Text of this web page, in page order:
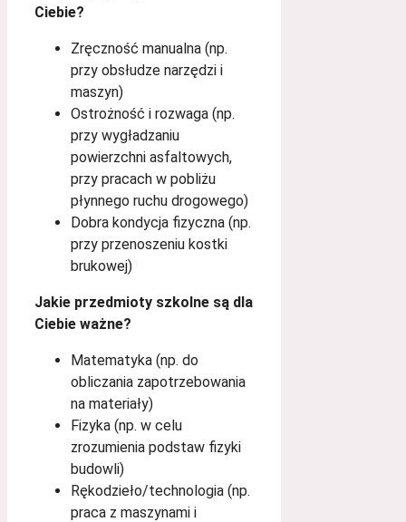
Ciebie?
Zręczność manualna (np.
przy obsłudze narzędzi i
maszyn)
Ostrożność i rozwaga (np.
przy wygładzaniu
powierzchni asfaltowych,
przy pracach w pobliżu
płynnego ruchu drogowego)
Dobra kondycja fizyczna (np.
przy przenoszeniu kostki
brukowej)
Jakie przedmioty szkolne są dla
Ciebie ważne?
Matematyka (np. do
obliczania zapotrzebowania
na materiały)
Fizyka (np. w celu
zrozumienia podstaw fizyki
budowli)
Rękodzieło/technologia (np.
praca z maszynami i